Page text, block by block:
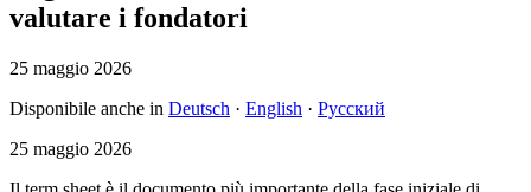
valutare i fondatori
25 maggio 2026
Disponibile anche in Deutsch · English · Русский
25 maggio 2026